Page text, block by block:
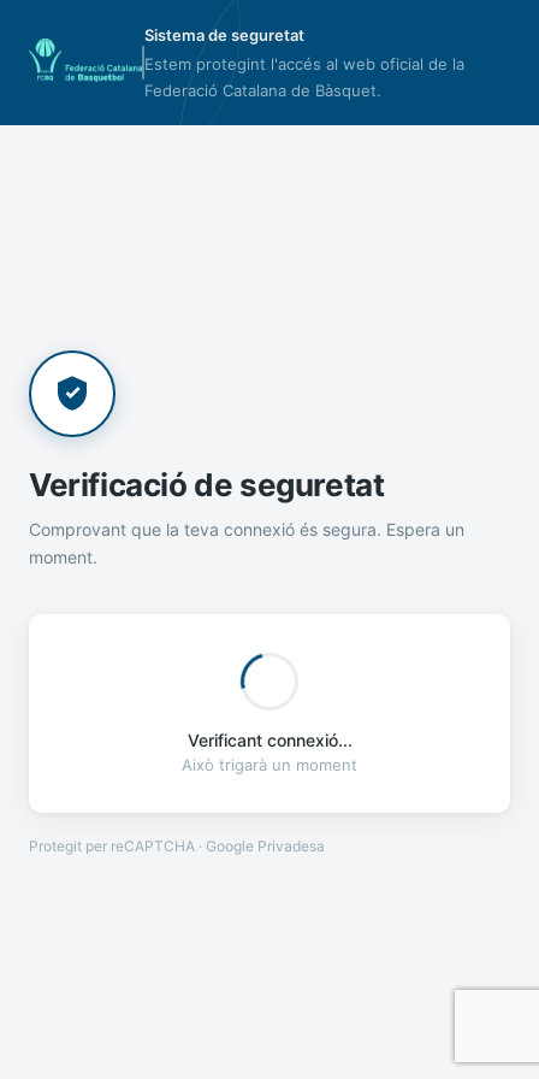
Sistema de seguretat
Estem protegint l'accés al web oficial de la
Federació Catalana de Bàsquet.
Verificació de seguretat
Comprovant que la teva connexió és segura. Espera un
moment.
Verificant connexió...
Això trigarà un moment
Protegit per reCAPTCHA · Google Privadesa